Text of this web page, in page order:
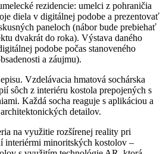
rezidencie: umelci z pohraničia
diela v digitálnej podobe a prezentovať
paneloch (nábor bude prebiehať
dvakrát do roka). Výstava daného
podobe počas stanoveného
a záujmu).
Vzdelávacia hmatová sochárska
sôch z interiéru kostola prepojených s
Každá socha reaguje s aplikáciou a
detailov.
na využitie rozšírenej reality pri
interiérmi minoritských kostolov –